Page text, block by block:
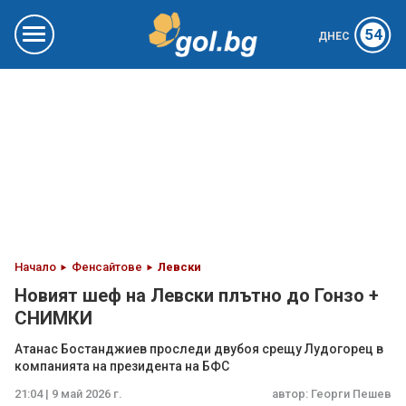
ДНЕС 54
Начало Фенсайтове Левски
Новият шеф на Левски плътно до Гонзо +
СНИМКИ
Атанас Бостанджиев проследи двубоя срещу Лудогорец в
компанията на президента на БФС
21:04 | 9 май 2026 г. автор: Георги Пешев